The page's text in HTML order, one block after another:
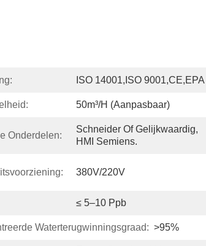
ISO 14001,ISO 9001,CE,EPA
50m³/H (Aanpasbaar)
Onderdelen:
Schneider Of Gelijkwaardig,
HMI Semiens.
380V/220V
≤ 5–10 Ppb
Waterterugwinningsgraad: >95%